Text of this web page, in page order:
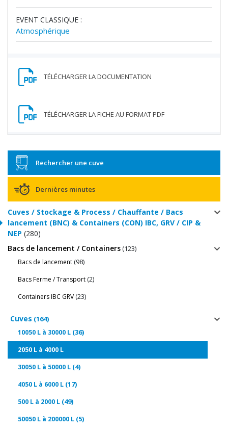
Rechercher une cuve
Dernières minutes
Cuves / Stockage & Process / Chauffante / Bacs
lancement (BNC) & Containers (CON) IBC, GRV / CIP &
NEP (280)
Bacs de lancement / Containers(123)
Bacs de lancement(98)
Bacs Ferme / Transport(2)
Containers IBC GRV(23)
Cuves (164)
10050 L à 30000 L (36)
2050 L à 4000 L
30050 L à 50000 L (4)
4050 L à 6000 L (17)
500 L à 2000 L (49)
50050 L à 200000 L (5)
EVENT CLASSIQUE :
Atmosphérique
TÉLÉCHARGER LA DOCUMENTATION